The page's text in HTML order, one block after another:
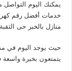
يمكنك اليوم
خدمات أفضل رقم
منازل بالخبر حى
حيث يوجد اليوم في
يتمتعون بخبرة